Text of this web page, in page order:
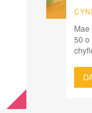
50 o